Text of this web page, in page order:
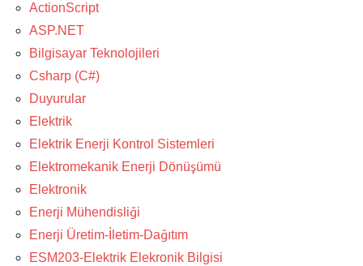
ActionScript
ASP.NET
Bilgisayar Teknolojileri
Csharp (C#)
Duyurular
Elektrik
Elektrik Enerji Kontrol Sistemleri
Elektromekanik Enerji Dönüşümü
Elektronik
Enerji Mühendisliği
Enerji Üretim-İletim-Dağıtım
ESM203-Elektrik Elekronik Bilgisi